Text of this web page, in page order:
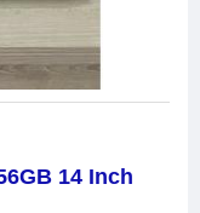
14 Inch